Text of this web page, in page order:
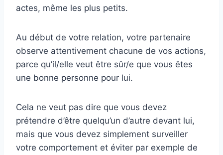
actes, même les plus petits.
Au début de votre relation, votre partenaire
observe attentivement chacune de vos actions,
parce qu’il/elle veut être sûr/e que vous êtes
une bonne personne pour lui.
Cela ne veut pas dire que vous devez
prétendre d’être quelqu’un d’autre devant lui,
mais que vous devez simplement surveiller
votre comportement et éviter par exemple de